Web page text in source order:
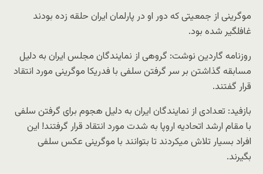
موگرینی از جمعیتی که دور او در پارلمان ایران حلقه زده بودند
غافلگیر شده بود.
روزنامه گاردین نوشت: گروهی از نمایندگان مجلس ایران به دلیل
مسابقه گذاشتن بر سر گرفتن سلفی با فدریکا موگرینی مورد انتقاد
قرار گفتند.
بازفید: تعدادی از نمایندگان ایران به دلیل هجوم برای گرفتن سلفی
با مقام ارشد اتحادیه اروپا به شدت مورد انتقاد قرار گرفتند! این
افراد بسیار تلاش میکردند تا بتوانند با موگرینی عکس سلفی
بگیرند.